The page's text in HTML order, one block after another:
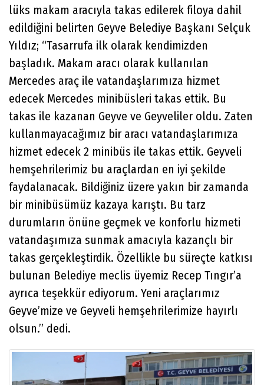
lüks makam aracıyla takas edilerek filoya dahil
edildiğini belirten Geyve Belediye Başkanı Selçuk
Yıldız; “Tasarrufa ilk olarak kendimizden
başladık. Makam aracı olarak kullanılan
Mercedes araç ile vatandaşlarımıza hizmet
edecek Mercedes minibüsleri takas ettik. Bu
takas ile kazanan Geyve ve Geyveliler oldu. Zaten
kullanmayacağımız bir aracı vatandaşlarımıza
hizmet edecek 2 minibüs ile takas ettik. Geyveli
hemşehrilerimiz bu araçlardan en iyi şekilde
faydalanacak. Bildiğiniz üzere yakın bir zamanda
bir minibüsümüz kazaya karıştı. Bu tarz
durumların önüne geçmek ve konforlu hizmeti
vatandaşımıza sunmak amacıyla kazançlı bir
takas gerçekleştirdik. Özellikle bu süreçte katkısı
bulunan Belediye meclis üyemiz Recep Tıngır’a
ayrıca teşekkür ediyorum. Yeni araçlarımız
Geyve’mize ve Geyveli hemşehrilerimize hayırlı
olsun.” dedi.